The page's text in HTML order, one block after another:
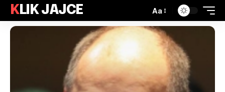
KLIK JAJCE Aa